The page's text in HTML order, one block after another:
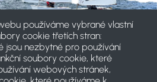
používáme vybrané vlastní
cookie třetích stran:
jsou nezbytné pro používání
soubory cookie, které
webových stránek,